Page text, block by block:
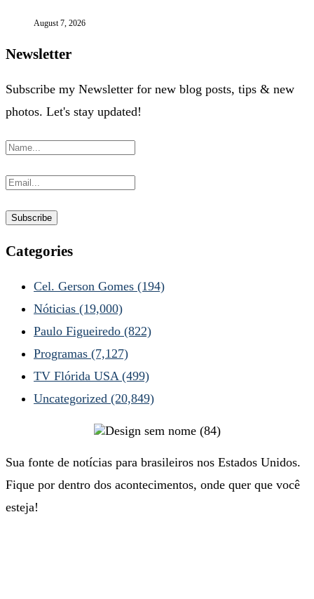
August 7, 2026
Newsletter
Subscribe my Newsletter for new blog posts, tips & new
photos. Let's stay updated!
Categories
Cel. Gerson Gomes (194)
Nóticias (19,000)
Paulo Figueiredo (822)
Programas (7,127)
TV Flórida USA (499)
Uncategorized (20,849)
Sua fonte de notícias para brasileiros nos Estados Unidos.
Fique por dentro dos acontecimentos, onde quer que você
esteja!